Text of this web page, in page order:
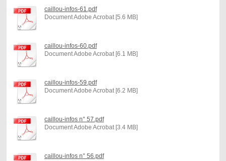
caillou-infos-61.pdf
Document Adobe Acrobat [5.6 MB]
caillou-infos-60.pdf
Document Adobe Acrobat [6.1 MB]
caillou-infos-59.pdf
Document Adobe Acrobat [6.2 MB]
caillou-infos n° 57.pdf
Document Adobe Acrobat [3.4 MB]
caillou-infos n° 56.pdf